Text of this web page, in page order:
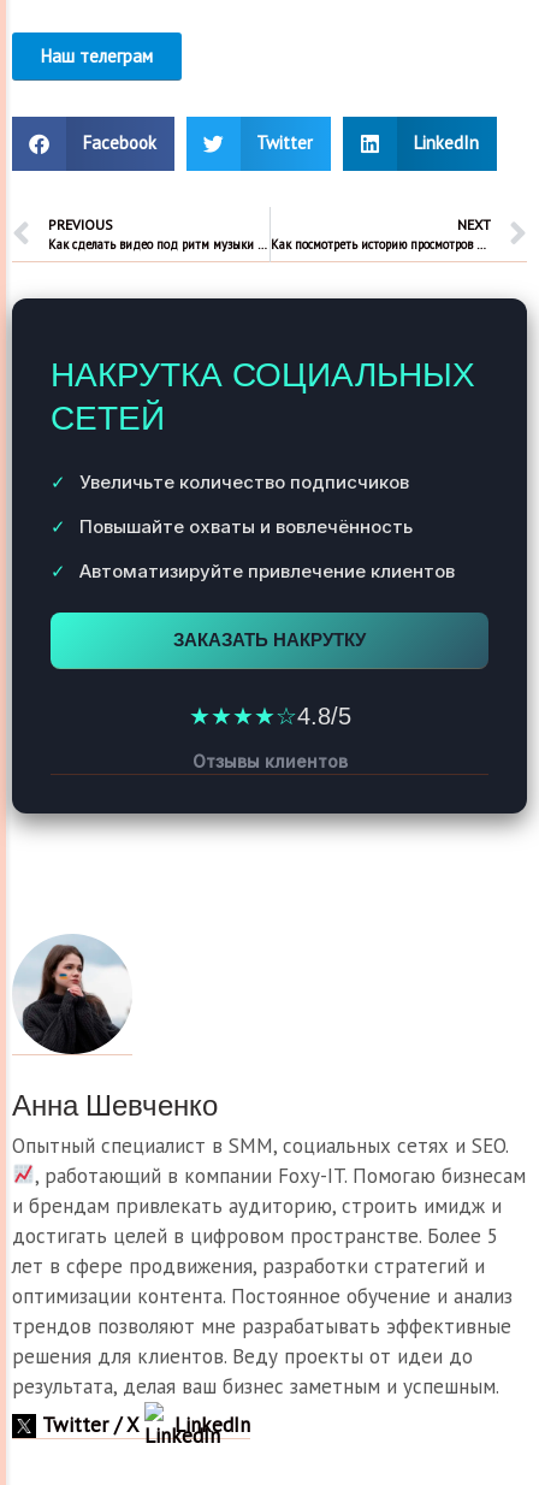
Наш телеграм
Facebook Twitter LinkedIn
PREVIOUS
Как сделать видео под ритм музыки в Тик Ток
NEXT
Как посмотреть историю просмотров видео в ТикТок
НАКРУТКА СОЦИАЛЬНЫХ
СЕТЕЙ
Увеличьте количество подписчиков
Повышайте охваты и вовлечённость
Автоматизируйте привлечение клиентов
ЗАКАЗАТЬ НАКРУТКУ
★★★★☆4.8/5
Отзывы клиентов
Анна Шевченко
Опытный специалист в SMM, социальных сетях и SEO.
, работающий в компании Foxy-IT. Помогаю бизнесам
и брендам привлекать аудиторию, строить имидж и
достигать целей в цифровом пространстве. Более 5
лет в сфере продвижения, разработки стратегий и
оптимизации контента. Постоянное обучение и анализ
трендов позволяют мне разрабатывать эффективные
решения для клиентов. Веду проекты от идеи до
результата, делая ваш бизнес заметным и успешным.
Twitter / X
LinkedIn